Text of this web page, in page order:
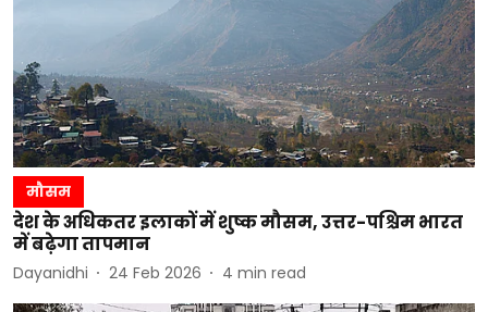
मौसम
देश के अधिकतर इलाकों में शुष्क मौसम, उत्तर-पश्चिम भारत
में बढ़ेगा तापमान
Dayanidhi 24 Feb 2026 4 min read